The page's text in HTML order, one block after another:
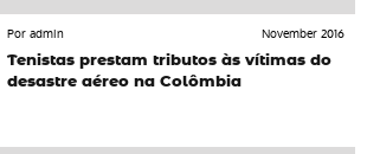
Por admin
November 2016
Tenistas prestam tributos às vítimas do
desastre aéreo na Colômbia